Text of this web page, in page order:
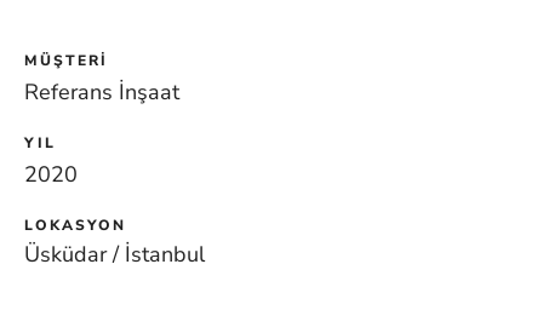
MÜŞTERI
Referans İnşaat
YIL
2020
LOKASYON
Üsküdar / İstanbul